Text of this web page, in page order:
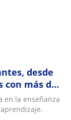
desde
con más de
en la enseñanza